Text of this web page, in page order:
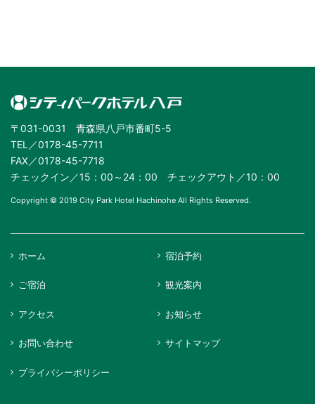
〒031-0031 青森県八戸市番町5-5
TEL／0178-45-7711
FAX／0178-45-7718
チェックイン／15：00～24：00 チェックアウト／10：00
Copyright © 2019 City Park Hotel Hachinohe All Rights Reserved.
ホーム 宿泊予約
ご宿泊 観光案内
アクセス お知らせ
お問い合わせ サイトマップ
プライバシーポリシー